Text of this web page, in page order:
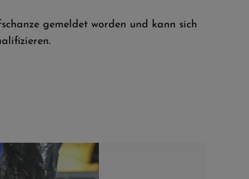
gemeldet worden und kann sich